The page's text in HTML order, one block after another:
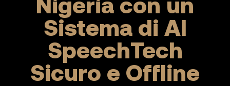
Sistema di AI
SpeechTech
Sicuro e Offline